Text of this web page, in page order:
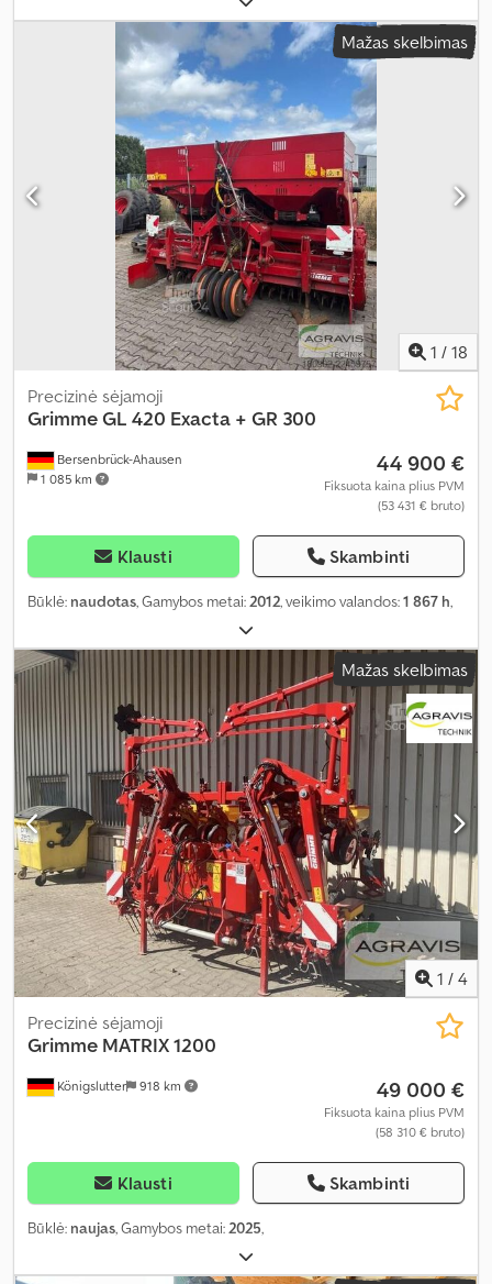
Mažas skelbimas
1 / 18
Bersenbrück-Ahausen
1 085 km
Precizinė sėjamoji
GrimmeGL 420 Exacta + GR 300
44 900 €
Fiksuota kaina plius PVM
(53 431 € bruto)
Klausti Skambinti
Būklė: naudotas, Gamybos metai:2012, veikimo valandos:1 867 h,
Mažas skelbimas
1 / 4
Königslutter 918 km
Precizinė sėjamoji
Grimme MATRIX 1200
49 000 €
Fiksuota kaina plius PVM
(58 310 € bruto)
Klausti Skambinti
Būklė: naujas, Gamybos metai:2025,